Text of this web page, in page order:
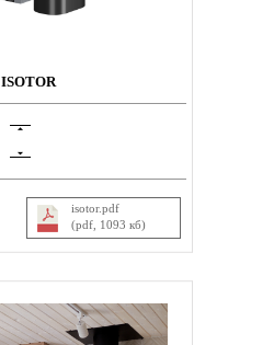
ISOTOR
isotor.pdf
(pdf, 1093 кб)